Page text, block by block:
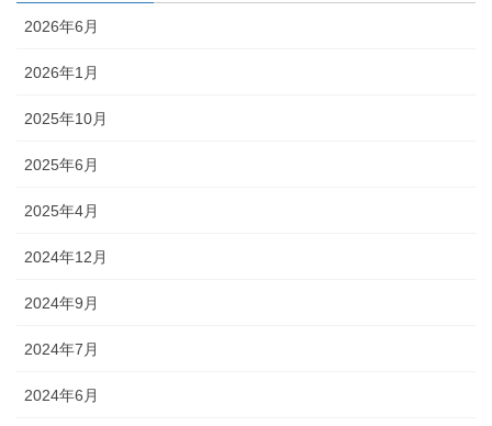
2026年6月
2026年1月
2025年10月
2025年6月
2025年4月
2024年12月
2024年9月
2024年7月
2024年6月